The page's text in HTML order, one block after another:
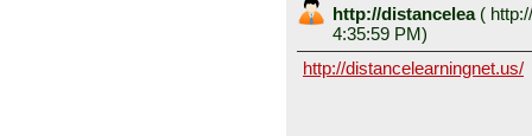
http://distancelea (
4:35:59 PM)
http://distancelearningnet.us/